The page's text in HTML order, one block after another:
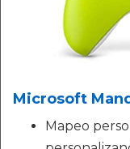
Microsoft
Mapeo